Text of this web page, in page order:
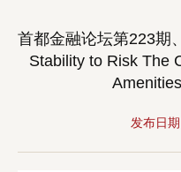
首都金融论坛第223期
Stability to Risk The
发布日